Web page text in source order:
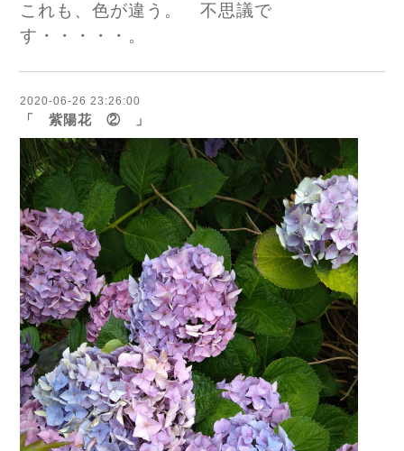
これも、色が違う。 不思議で
す・・・・・。
2020-06-26 23:26:00
「 紫陽花 ② 」